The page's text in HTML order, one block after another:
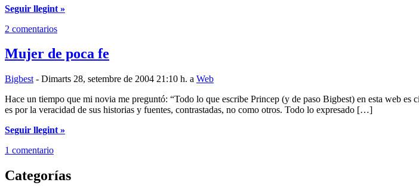
Seguir llegint »
2 comentarios
Mujer de poca fe
Bigbest - Dimarts 28, setembre de 2004 21:10 h. a Web
Hace un tiempo que mi novia me preguntó: “Todo lo que escribe Princep (y de paso Bigbest) en esta web
es por la veracidad de sus historias y fuentes, contrastadas, no como otros. Todo lo expresado […]
Seguir llegint »
1 comentario
Categorías